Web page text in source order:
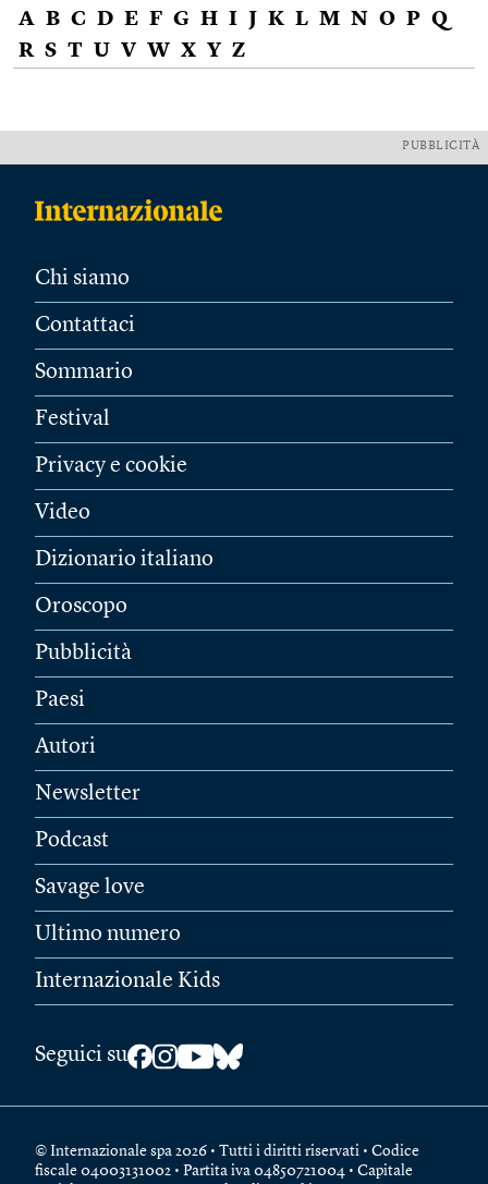
A B C D E F G H I J K L M N O P Q
R S T U V W X Y Z
PUBBLICITÀ
Chi siamo
Contattaci
Sommario
Festival
Privacy e cookie
Video
Dizionario italiano
Oroscopo
Pubblicità
Paesi
Autori
Newsletter
Podcast
Savage love
Ultimo numero
Internazionale Kids
Seguici su
© Internazionale spa 2026 • Tutti i diritti riservati • Codice
fiscale 04003131002 • Partita iva 04850721004 • Capitale